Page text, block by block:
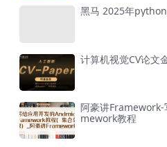
黑马 2025年
计算机视觉CV论文
阿豪讲
mework教程